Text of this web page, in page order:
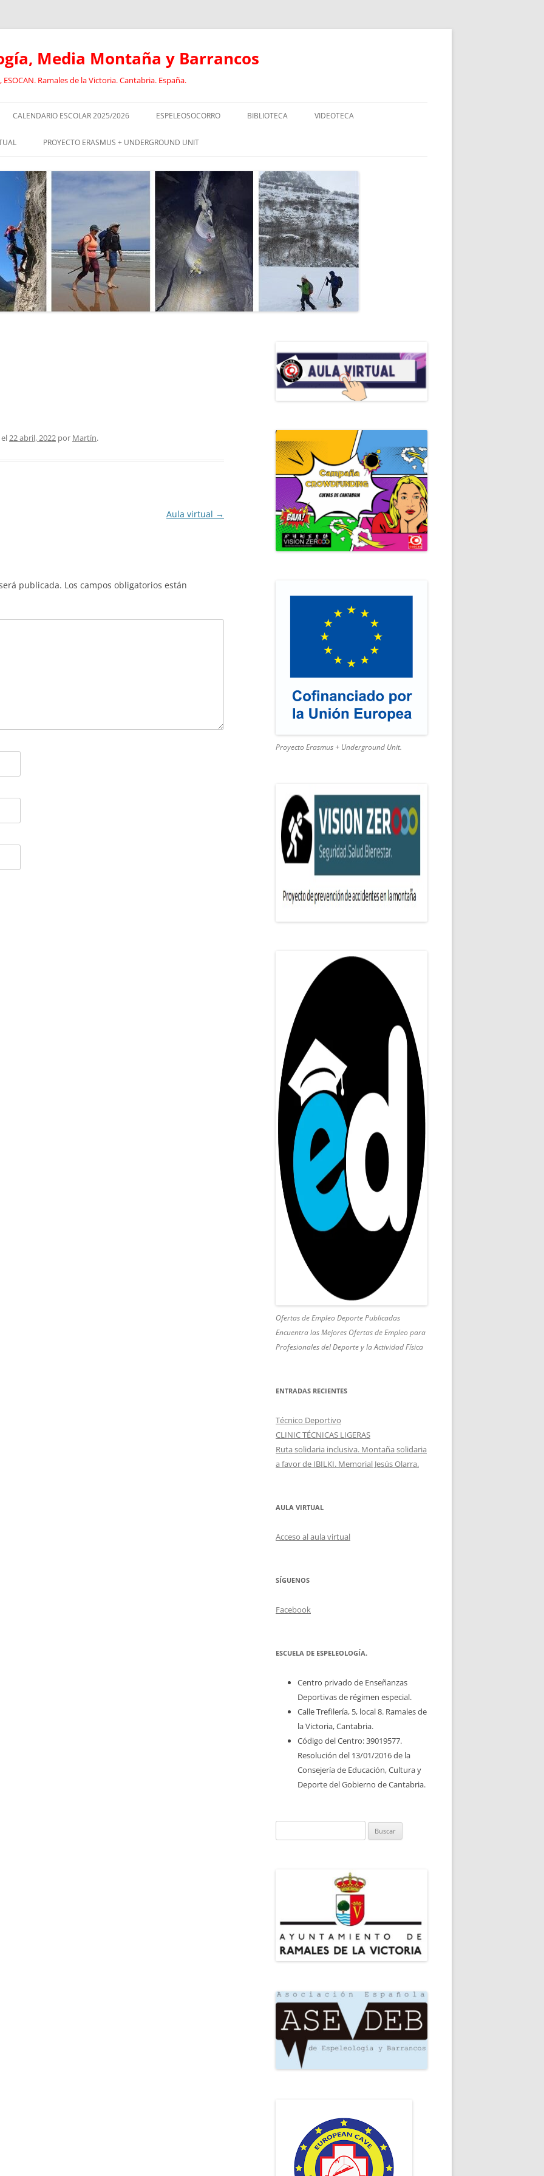
Media Montaña y Barrancos
Ramales de la Victoria. Cantabria. España.
DE
CALENDARIO ESCOLAR 2025/2026 ESPELEOSOCORRO
RECORRIDO FORMATIVO DE
SOCORRISTAS I
SOCORRISTAS II
BIBLIOTECA
CAVIDADES
DEPORTE ADAPTADO Y
DISCAPACIDAD
GEOLOGIA
MANUALES DE ESPELEO
NATURALEZA
PRIMEROS AUXILIOS
PUBLICACIONES PERIÓDICAS
SENDERISMO
TÉCNICAS DE ESPELEOLOGÍA
TÉCNICAS DE ESPELEOSOCORRO
TOPOGRAFÍA
TURISMO ACTIVO
VIDEOTECA
PROYECTO ERASMUS + UNDERGROUND UNIT
DEPORTISTAS CON DISCAPACIDAD
EN EL MEDIO NATURAL
ESPELEOLOGÍA INCLUSIVA
EQUIPO JÓVENES ESPELEÓLOGOS.
el22 abril, 2022 por Martín.
Aula virtual →
publicada. Los campos obligatorios están
Proyecto Erasmus + Underground Unit.
Ofertas de Empleo Deporte Publicadas
Encuentra las Mejores Ofertas de Empleo para
Profesionales del Deporte y la Actividad Física
ENTRADAS RECIENTES
Técnico Deportivo
CLINIC TÉCNICAS LIGERAS
Ruta solidaria inclusiva. Montaña solidaria
a favor de IBILKI. Memorial Jesús Olarra.
AULA VIRTUAL
Acceso al aula virtual
SÍGUENOS
Facebook
ESCUELA DE ESPELEOLOGÍA.
Centro privado de Enseñanzas
Deportivas de régimen especial.
Calle Trefilería, 5, local 8. Ramales de
la Victoria, Cantabria.
Código del Centro: 39019577.
Resolución del 13/01/2016 de la
Consejería de Educación, Cultura y
Deporte del Gobierno de Cantabria.